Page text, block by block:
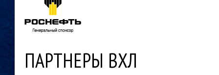
ПАРТНЕРЫ ВХЛ